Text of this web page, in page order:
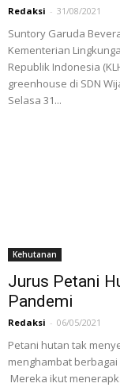
Redaksi - 31/08/2021
Suntory Garuda
Kementerian
Republik Indonesia
greenhouse di SDN
Selasa 31...
Kehutanan
Jurus Petani
Pandemi
Redaksi - 06/05/2021
Petani hutan tak
menghambat
Mereka ikut